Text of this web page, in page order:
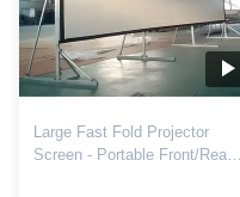
Large Fast Fold Projector
Screen - Portable Front/Rear